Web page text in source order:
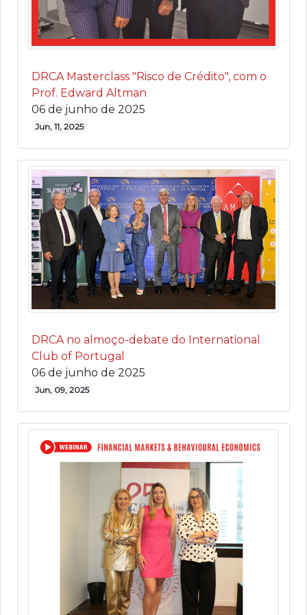
DRCA Masterclass "Risco de Crédito", com o
Prof. Edward Altman
06 de junho de 2025
Jun, 11, 2025
DRCA no almoço-debate do International
Club of Portugal
06 de junho de 2025
Jun, 09, 2025